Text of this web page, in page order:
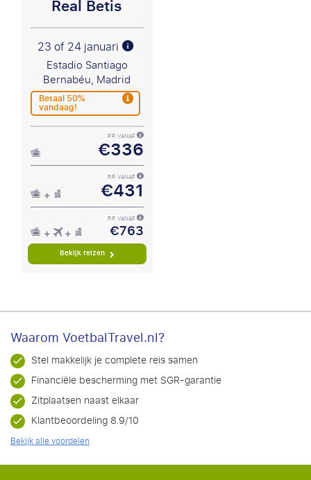
Real Betis
23 of 24 januari
Estadio Santiago
Bernabéu, Madrid
Betaal 50%
vandaag!
P.P. VANAF
€336
P.P. VANAF
€431
P.P. VANAF
€763
Bekijk reizen
Waarom VoetbalTravel.nl?
Stel makkelijk je complete reis samen
Financiële bescherming met SGR-garantie
Zitplaatsen naast elkaar
Klantbeoordeling 8.9/10
Bekijk alle voordelen